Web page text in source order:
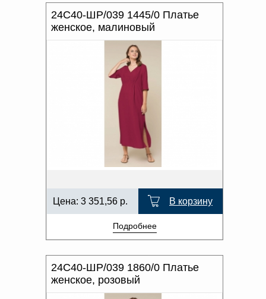
24С40-ШР/039 1445/0 Платье
женское, малиновый
Цена: 3 351,56 р. В корзину
Подробнее
24С40-ШР/039 1860/0 Платье
женское, розовый